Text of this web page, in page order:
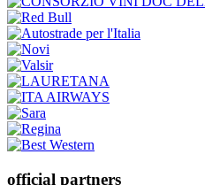
official partners